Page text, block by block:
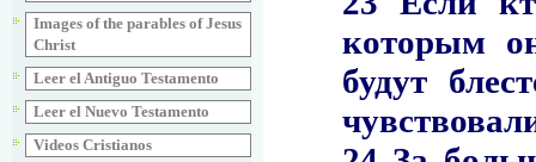
Images of the parables of Jesus
Christ
Leer el Antiguo Testamento
Leer el Nuevo Testamento
Videos Cristianos